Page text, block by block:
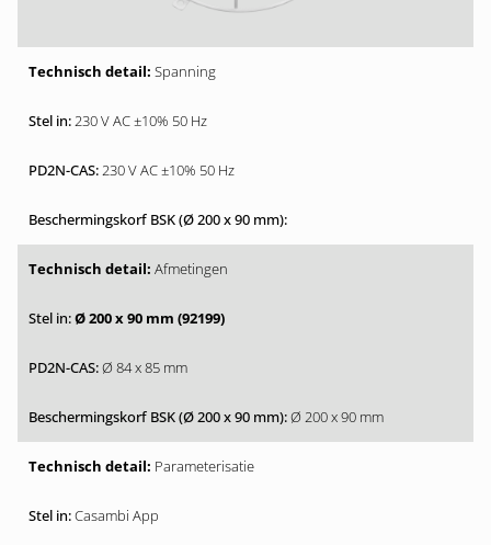
Spanning
230 V AC ±10% 50 Hz
230 V AC ±10% 50 Hz
Afmetingen
Ø 200 x 90 mm (92199)
Ø 84 x 85 mm
Ø 200 x 90 mm
Parameterisatie
Casambi App